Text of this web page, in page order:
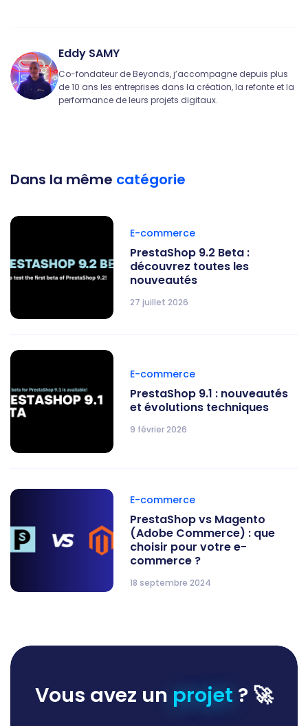
Eddy SAMY
Co-fondateur de Beyonds, j’accompagne depuis plus
de 10 ans les entreprises dans la création, la refonte et la
performance de leurs projets digitaux.
Dans la même catégorie
E-commerce
PrestaShop 9.2 Beta :
découvrez toutes les
nouveautés
27 juillet 2026
E-commerce
PrestaShop 9.1 : nouveautés
et évolutions techniques
9 février 2026
E-commerce
PrestaShop vs Magento
(Adobe Commerce) : que
choisir pour votre e-
commerce ?
18 septembre 2024
Vous avez un projet ? 🚀